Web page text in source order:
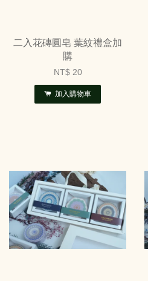
二入花磚圓皂 葉紋禮盒加
購
NT$ 20
加入購物車